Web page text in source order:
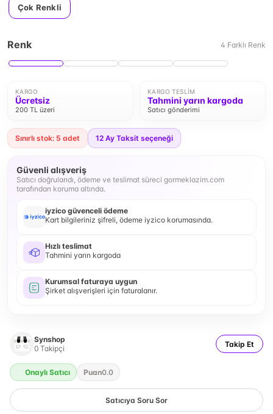
Çok Renkli
Renk 4 Farklı Renk
KARGO
Ücretsiz
200 TL üzeri
KARGO TESLIM
Tahmini yarın kargoda
Satıcı gönderimi
Sınırlı stok: 5 adet 12 Ay Taksit seçeneği
Güvenli alışveriş
Satıcı doğrulandı, ödeme ve teslimat süreci gormeklazim.com
tarafından koruma altında.
iyzico güvenceli ödeme
Kart bilgileriniz şifreli, ödeme iyzico korumasında.
Hızlı teslimat
Tahmini yarın kargoda
Kurumsal faturaya uygun
Şirket alışverişleri için faturalanır.
Synshop
0 Takipçi Takip Et
Onaylı Satıcı Puan0.0
Satıcıya Soru Sor